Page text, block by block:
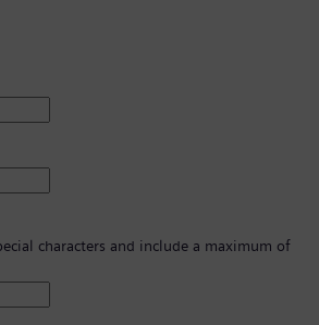
characters and include a maximum of